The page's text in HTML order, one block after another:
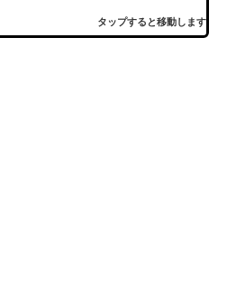
タップすると移動します